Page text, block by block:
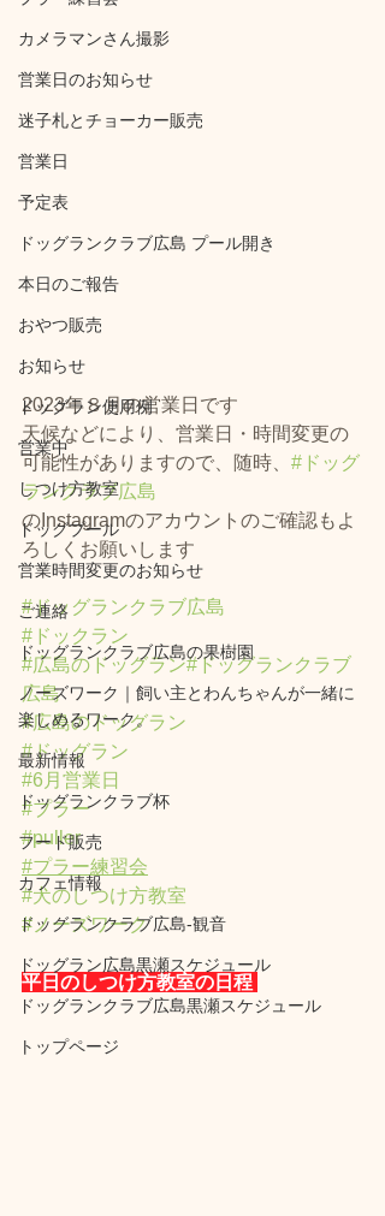
カメラマンさん撮影
営業日のお知らせ
迷子札とチョーカー販売
営業日
予定表
ドッグランクラブ広島 プール開き
本日のご報告
おやつ販売
お知らせ
ドッグラン使用例
営業中
しつけ方教室
ドッグプール
営業時間変更のお知らせ
ご連絡
ドッグランクラブ広島の果樹園
ノーズワーク｜飼い主とわんちゃんが一緒に
楽しめるワーク。
最新情報
ドッグランクラブ杯
フード販売
カフェ情報
ドッグランクラブ広島‐観音
ドッグラン広島黒瀬スケジュール
ドッグランクラブ広島黒瀬スケジュール
トップページ
2023年８月の営業日です⁡⁡
⁡天候などにより、営業日・時間変更の
可能性がありますので、随時、 #ドッグ
ランクラブ広島
のInstagramのアカウントのご確認もよ
ろしくお願いします⁡
#ドッグランクラブ広島
#ドックラン
#広島のドッグラン#ドッグランクラブ
広島
#広島のドッグラン
#ドッグラン
#6月営業日
#プラー
#puller
#プラー練習会
#犬のしつけ方教室
#ノーズワーク
平日のしつけ方教室の日程